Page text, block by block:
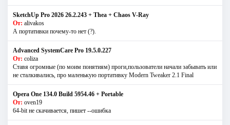
SketchUp Pro 2026 26.2.243 + Thea + Chaos V-Ray
От: alivakos
А портативки почему-то нет (?).
Advanced SystemCare Pro 19.5.0.227
От: coliza
Ставя огромные (по моим понятиям) проги,пользователи начали забывать или
не сталкивались, про маленькую портативку Modern Tweaker 2.1 Final
Opera One 134.0 Build 5954.46 + Portable
От: oven19
64-bit не скачивается, пишет --ошибка